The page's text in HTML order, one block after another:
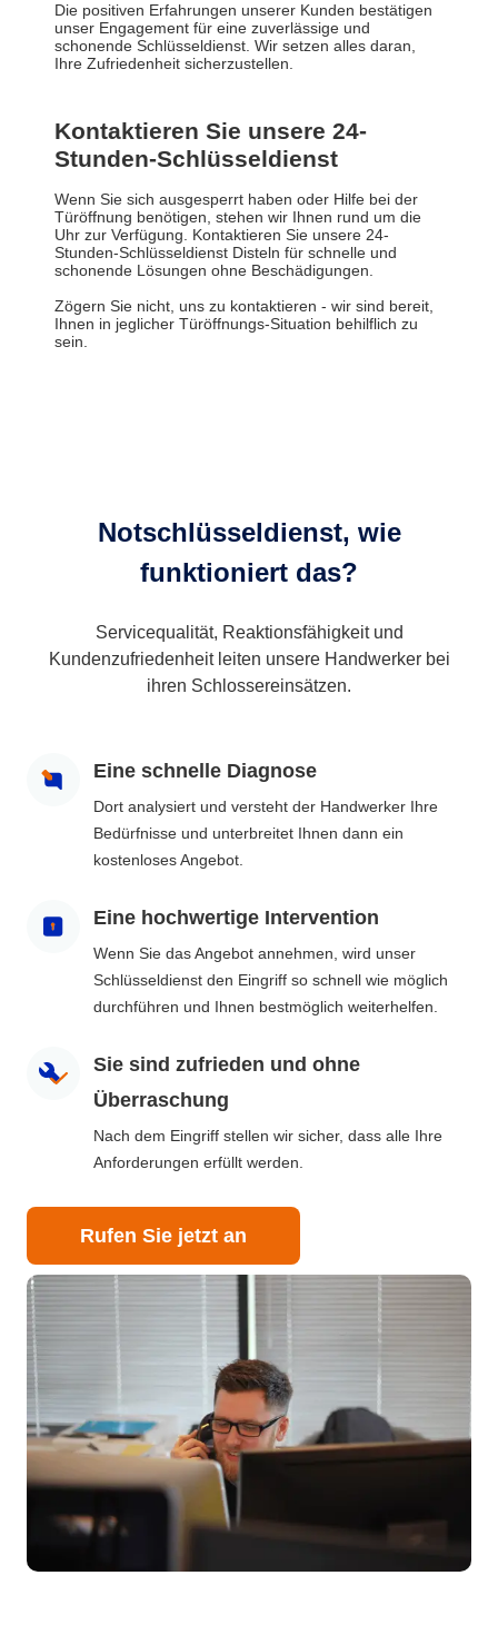
Die positiven Erfahrungen unserer Kunden bestätigen
unser Engagement für eine zuverlässige und
schonende Schlüsseldienst. Wir setzen alles daran,
Ihre Zufriedenheit sicherzustellen.
Kontaktieren Sie unsere 24-
Stunden-Schlüsseldienst
Wenn Sie sich ausgesperrt haben oder Hilfe bei der
Türöffnung benötigen, stehen wir Ihnen rund um die
Uhr zur Verfügung. Kontaktieren Sie unsere 24-
Stunden-Schlüsseldienst Disteln für schnelle und
schonende Lösungen ohne Beschädigungen.
Zögern Sie nicht, uns zu kontaktieren - wir sind bereit,
Ihnen in jeglicher Türöffnungs-Situation behilflich zu
sein.
Notschlüsseldienst, wie
funktioniert das?
Servicequalität, Reaktionsfähigkeit und
Kundenzufriedenheit leiten unsere Handwerker bei
ihren Schlossereinsätzen.
Eine schnelle Diagnose
Dort analysiert und versteht der Handwerker Ihre
Bedürfnisse und unterbreitet Ihnen dann ein
kostenloses Angebot.
Eine hochwertige Intervention
Wenn Sie das Angebot annehmen, wird unser
Schlüsseldienst den Eingriff so schnell wie möglich
durchführen und Ihnen bestmöglich weiterhelfen.
Sie sind zufrieden und ohne
Überraschung
Nach dem Eingriff stellen wir sicher, dass alle Ihre
Anforderungen erfüllt werden.
Rufen Sie jetzt an